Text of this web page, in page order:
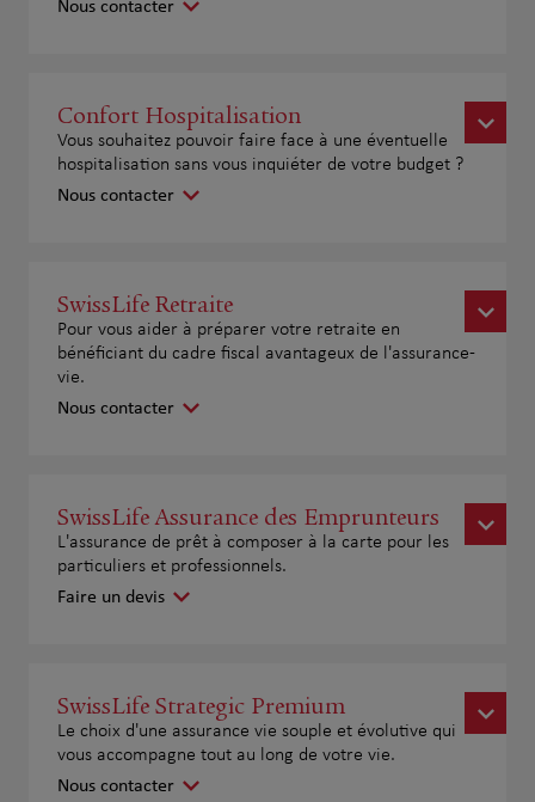
Nous contacter
Confort Hospitalisation
Vous souhaitez pouvoir faire face à une éventuelle
hospitalisation sans vous inquiéter de votre budget ?
Nous contacter
SwissLife Retraite
Pour vous aider à préparer votre retraite en
bénéficiant du cadre fiscal avantageux de l'assurance-
vie.
Nous contacter
SwissLife Assurance des Emprunteurs
L'assurance de prêt à composer à la carte pour les
particuliers et professionnels.
Faire un devis
SwissLife Strategic Premium
Le choix d'une assurance vie souple et évolutive qui
vous accompagne tout au long de votre vie.
Nous contacter